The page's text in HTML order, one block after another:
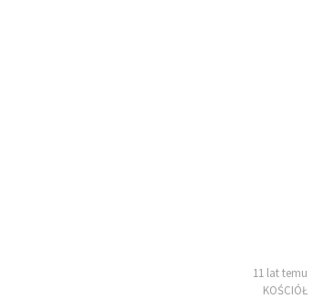
11 lat temu
KOŚCIÓŁ